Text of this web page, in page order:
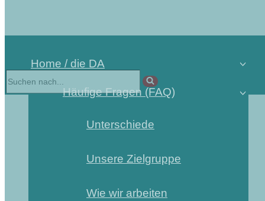
Home / die DA
Häufige Fragen (FAQ)
Unterschiede
Unsere Zielgruppe
Wie wir arbeiten